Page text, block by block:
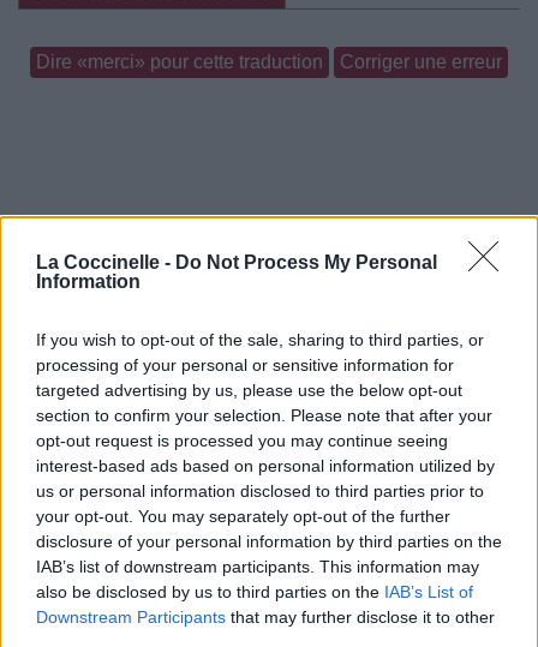
La Coccinelle - Do Not Process My Personal
Information
If you wish to opt-out of the sale, sharing to third parties, or
processing of your personal or sensitive information for
targeted advertising by us, please use the below opt-out
section to confirm your selection. Please note that after your
opt-out request is processed you may continue seeing
interest-based ads based on personal information utilized by
us or personal information disclosed to third parties prior to
your opt-out. You may separately opt-out of the further
disclosure of your personal information by third parties on the
IAB’s list of downstream participants. This information may
also be disclosed by us to third parties on the IAB’s List of
Downstream Participants that may further disclose it to other
Dire «merci» pour cette traduction Corriger une erreur